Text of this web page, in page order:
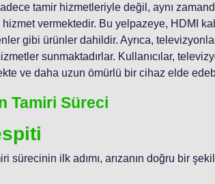
tamir hizmetleriyle değil, aynı
hizmet vermektedir. Bu yelpazeye, HDMI
gibi ürünler dahildir. Ayrıca,
sunmaktadırlar. Kullanıcılar,
ve daha uzun ömürlü bir cihaz elde
Tamiri Süreci
sürecinin ilk adımı, arızanın doğru bir